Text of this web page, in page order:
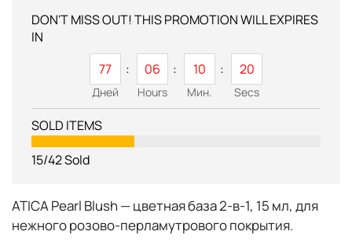
DON'T MISS OUT! THIS PROMOTION WILL EXPIRES
IN
77
Дней
06
Hours
10
Мин.
20
Secs
SOLD ITEMS
15/42Sold
ATICA Pearl Blush — цветная база 2-в-1, 15 мл, для
нежного розово-перламутрового покрытия.